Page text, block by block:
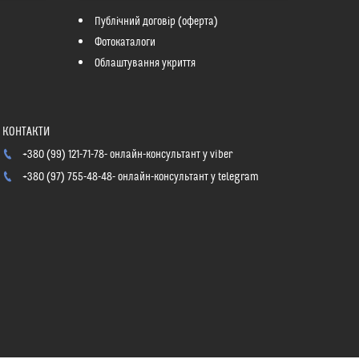
Публічний договір (оферта)
Фотокаталоги
Облаштування укриття
+380 (99) 121-71-78 онлайн-консультант у viber
+380 (97) 755-48-48 онлайн-консультант у telegram